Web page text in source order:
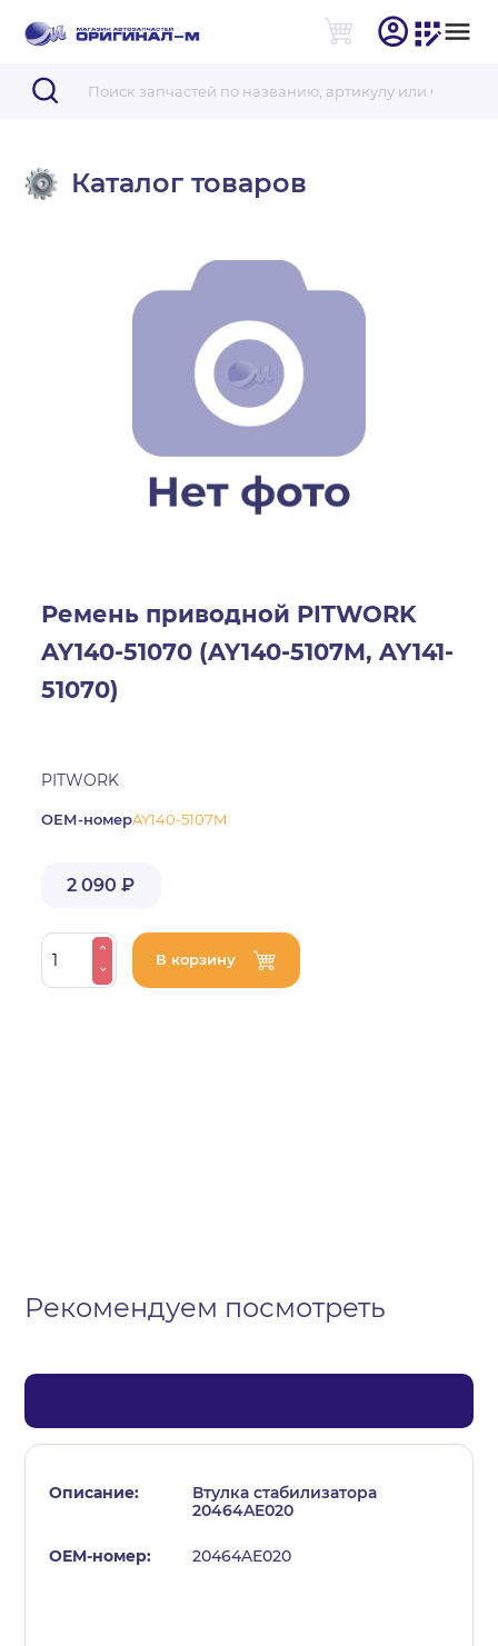
Каталог товаров
Ремень приводной PITWORK
AY140-51070 (AY140-5107M, AY141-
51070)
PITWORK
ОЕМ-номерAY140-5107M
2 090 ₽
В корзину
Рекомендуем посмотреть
Втулка стабилизатора
20464AE020
20464AE020